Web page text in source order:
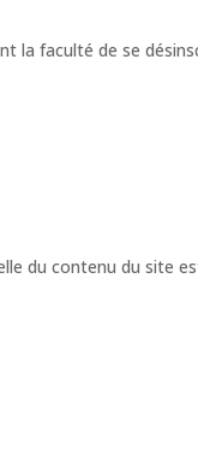
la faculté de se
du contenu du site